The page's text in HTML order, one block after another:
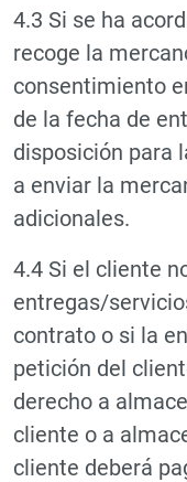
4.3 Si se ha
recoge la
consentimiento
de la fecha de
disposición para
a enviar la
adicionales.
4.4 Si el cliente
entregas/
contrato o si la
petición del
derecho a
cliente o a
cliente deberá